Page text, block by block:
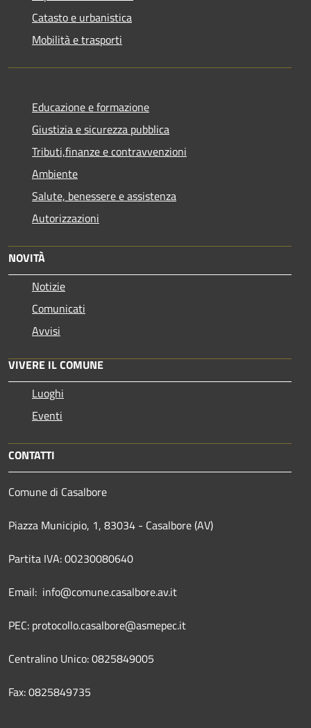
Catasto e urbanistica
Mobilità e trasporti
Educazione e formazione
Giustizia e sicurezza pubblica
Tributi,finanze e contravvenzioni
Ambiente
Salute, benessere e assistenza
Autorizzazioni
NOVITÀ
Notizie
Comunicati
Avvisi
VIVERE IL COMUNE
Luoghi
Eventi
CONTATTI
Comune di Casalbore
Piazza Municipio, 1, 83034 - Casalbore (AV)
Partita IVA: 00230080640
Email: info@comune.casalbore.av.it
PEC: protocollo.casalbore@asmepec.it
Centralino Unico: 0825849005
Fax: 0825849735